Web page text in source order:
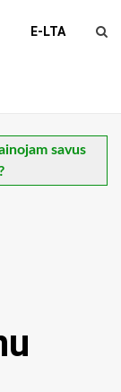
E-LTA
savus